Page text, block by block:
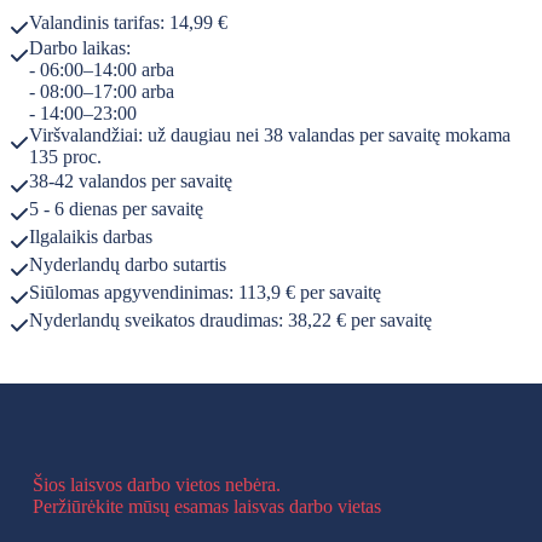
Valandinis tarifas: 14,99 €
Darbo laikas:
- 06:00–14:00 arba
- 08:00–17:00 arba
- 14:00–23:00
Viršvalandžiai: už daugiau nei 38 valandas per savaitę mokama
135 proc.
38-42 valandos per savaitę
5 - 6 dienas per savaitę
Ilgalaikis darbas
Nyderlandų darbo sutartis
Siūlomas apgyvendinimas: 113,9 € per savaitę
Nyderlandų sveikatos draudimas: 38,22 € per savaitę
Šios laisvos darbo vietos nebėra.
Peržiūrėkite mūsų esamas laisvas darbo vietas